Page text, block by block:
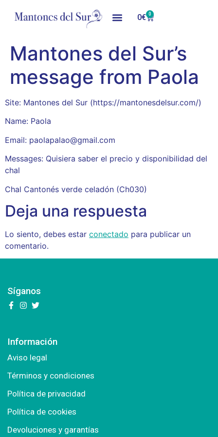
0€ 0
Mantones del Sur’s
message from Paola
Site: Mantones del Sur (https://mantonesdelsur.com/)
Name: Paola
Email: paolapalao@gmail.com
Messages: Quisiera saber el precio y disponibilidad del
chal
Chal Cantonés verde celadón (Ch030)
Deja una respuesta
Lo siento, debes estar conectado para publicar un
comentario.
Síganos
Información
Aviso legal
Términos y condiciones
Política de privacidad
Política de cookies
Devoluciones y garantías